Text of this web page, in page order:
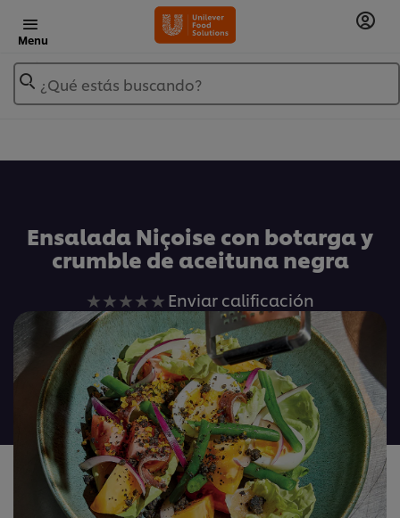
Menu
¿Qué estás buscando?
Ensalada Niçoise con botarga y
crumble de aceituna negra
No
han
enviado
calificaciones
para
este
recipe
Enviar calificación